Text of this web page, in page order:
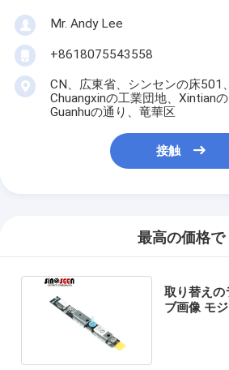
Mr. Andy Lee
+8618075543558
CN、広東省、シンセンの床501
Chuangxinの工業団地、Xintianの
Guanhuの通り、竜華区
接触
最高の価格で
取り替えの
ブ画像 モ